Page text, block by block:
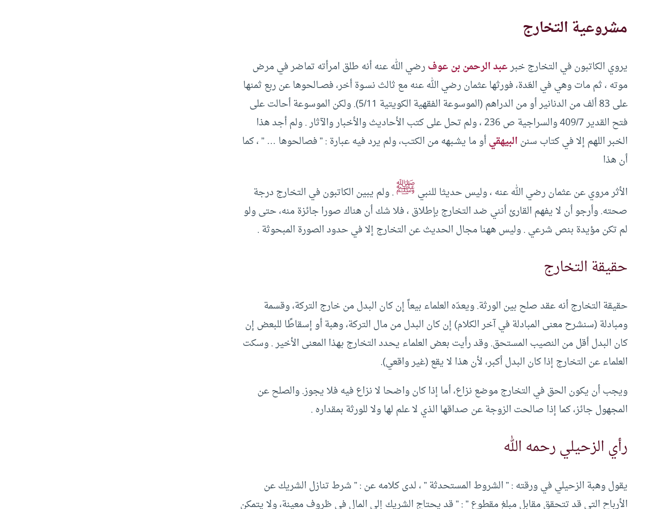
مشروعية التخارج
يروي الكاتبون في التخارج خبرعبد الرحمن بن عوفرضي الله عنه أنه طلق امرأته تماضر في مرض
موته ، ثم مات وهي في العّدة، فورثها عثمان رضي الله عنه مع ثالث نسـوة أخر، فصــالحوها عن ربع ثمنها
على 83 ألف من الدنانير أو من الدراهم (الموسوعة الفقهية الكويتية 5/11). ولكن الموسوعة أحالت على
فتح القدير 409/7 والسراجية ص 236 ، ولم تحل على كتب الأحاديث والأخبار والآثار . ولم أجد هذا
الخبر اللهم إلا في كتاب سننالبيهقيأو ما يشـبهه من الكتـب، ولم يرد فيه عبارة : ” فصالحوها … ” ، كما
أن هذا
الأثر مروي عن عثمان رضي الله عنه ، وليس حديثا للنبيﷺ. ولم يبين الكاتبون في التخارج درجة
صحته. وأرجو أن لا يفهم القارئ أنني ضد التخارج بإطلاق ، فلا شك أن هناك صورا جائزة منه، حتى ولو
لم تكن مؤيدة بنص شرعي . وليس ههنا مجال الحديث عن التخارج إلا في حدود الصورة المبحوثة .
حقيقة التخارج
حقيقة التخارج أنه عقد صلح بين الورثة. ويعدّه العلماء بيعاً إن كان البدل من خارج التركة، وقسمة
ومبادلة (سنشرح معنى المبادلة في آخر الكلام) إن كان البدل من مال التركة، وهبة أو إسقاطًا للبعض إن
كان البدل أقل من النصيب المستحق. وقد رأيت بعض العلماء يحدد التخارج بهذا المعنى الأخير . وسكت
العلماء عن التخارج إذا كان البدل أكبر، لأن هذا لا يقع (غير واقعي).
ويجب أن يكون الحق في التخارج موضع نزاع، أما إذا كان واضحا لا نزاع فيه فلا يجوز. والصلح عن
المجهول جائز، كما إذا صالحت الزوجة عن صداقها الذي لا علم لها ولا للورثة بمقداره .
رأي الزحيلي رحمه الله
يقول وهبة الزحيلي في ورقته : ” الشروط المستحدثة ” ، لدى كلامه عن : ” شرط تنازل الشريك عن
الأرباح التي قد تتحقق مقابل مبلغ مقطوع ” : ” قد يحتاج الشريك إلى المال في ظروف معينة، ولا يتمكن